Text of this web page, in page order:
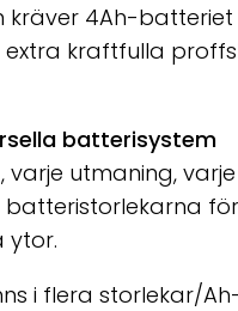
4Ah-
extra kraftfulla
batterisystem
utmaning,
batteristorlekarna
ytor.
i flera storlekar/